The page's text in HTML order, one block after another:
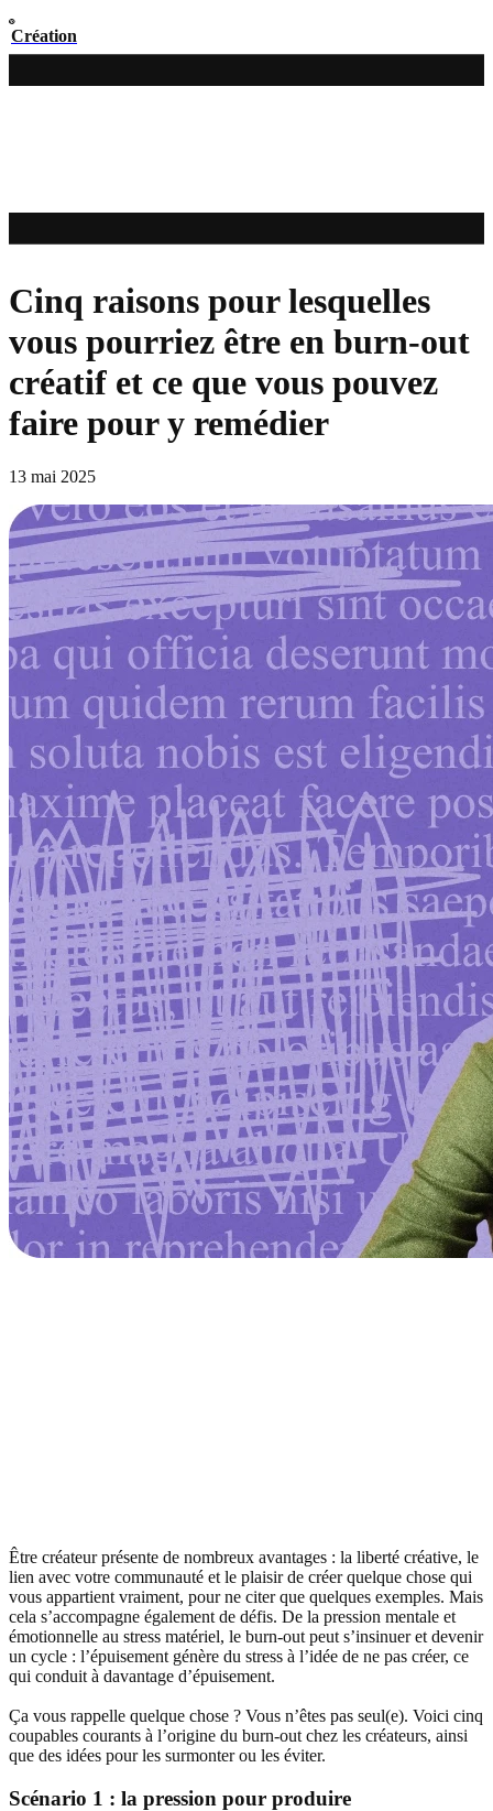
Création
Cinq raisons pour lesquelles
vous pourriez être en burn-out
créatif et ce que vous pouvez
faire pour y remédier
13 mai 2025
Être créateur présente de nombreux avantages : la liberté créative, le
lien avec votre communauté et le plaisir de créer quelque chose qui
vous appartient vraiment, pour ne citer que quelques exemples. Mais
cela s’accompagne également de défis. De la pression mentale et
émotionnelle au stress matériel, le burn-out peut s’insinuer et devenir
un cycle : l’épuisement génère du stress à l’idée de ne pas créer, ce
qui conduit à davantage d’épuisement.
Ça vous rappelle quelque chose ? Vous n’êtes pas seul(e). Voici cinq
coupables courants à l’origine du burn-out chez les créateurs, ainsi
que des idées pour les surmonter ou les éviter.
Scénario 1 : la pression pour produire